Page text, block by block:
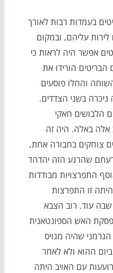
בעמדות רבות לאורך
לירות עליהם, ובמקום
אפשר היה לראות כי
הורידו את
והחלו פוסעים
בשני הצדדים.
הלבושים חאקי
אלה באלה. היה זה
צוחקים בחבורה אחת,
שהרגע הזה יהדהד
התפרצויות מבודדות
זו התפרצות
עוד. רוב הצבא
האש הספונטאנית
הגרמני שהיה מגויס
ההוא ולא לאחר
עם האויב היתה